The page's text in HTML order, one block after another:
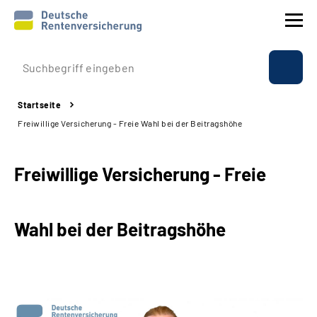
Prävention
Reha
Experten
Online-Services
Startseite
Freiwillige Versicherung - Freie Wahl bei der Beitragshöhe
Freiwillige Versicherung - Freie
Wahl bei der Beitragshöhe